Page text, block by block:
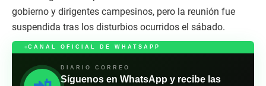
gobierno y dirigentes campesinos, pero la reunión fue
suspendida tras los disturbios ocurridos el sábado.
CANAL OFICIAL DE WHATSAPP
DIARIO CORREO
Síguenos en WhatsApp y recibe las